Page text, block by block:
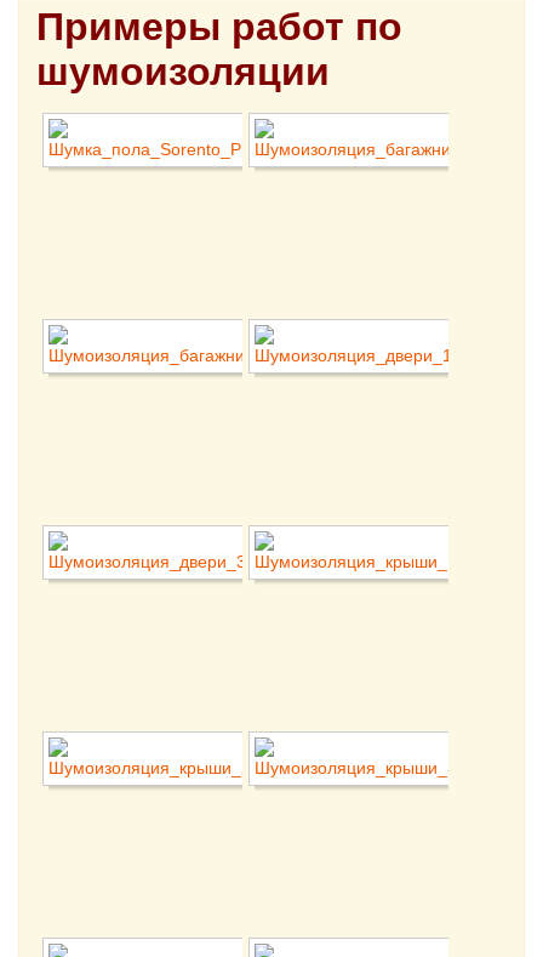
Примеры работ по
шумоизоляции